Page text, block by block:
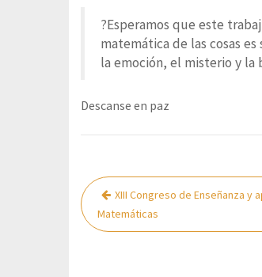
?Esperamos que este
matemática de las cosas
la emoción, el misterio y la
Descanse en paz
Navegación
de
entradas
XIII Congreso de Enseñanza y
Matemáticas